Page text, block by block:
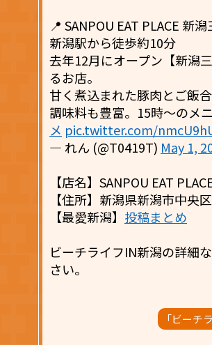
📍 SANPOU EAT PLACE 新
新潟駅から徒歩約10分
去年12月にオープン【新潟
るお店。
甘く煮込まれた豚肉とご飯
調味料も豊富。15時〜のメ
メ pic.twitter.com/
— れん (@T0419T) May 1,
【店名】SANPOU EAT
【住所】新潟県新潟市中央
【最愛新潟】 投稿まとめ
ビーチライフIN新潟の詳細
さい。
「ビーチ